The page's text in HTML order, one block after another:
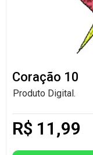
Coração 10
Produto Digital.
R$ 11,99